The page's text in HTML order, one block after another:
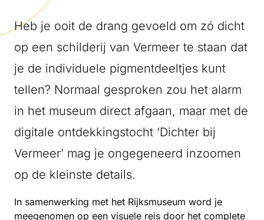
Heb je ooit de drang gevoeld om zó dicht
op een schilderij van Vermeer te staan dat
je de individuele pigmentdeeltjes kunt
tellen? Normaal gesproken zou het alarm
in het museum direct afgaan, maar met de
digitale ontdekkingstocht ‘Dichter bij
Vermeer’ mag je ongegeneerd inzoomen
op de kleinste details.
In samenwerking met het Rijksmuseum word je
meegenomen op een visuele reis door het complete